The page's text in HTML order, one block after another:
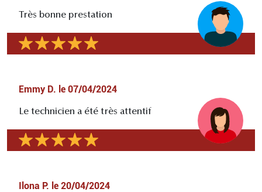
Très bonne prestation
Emmy D. le 07/04/2024
Le technicien a été très attentif
Ilona P. le 20/04/2024